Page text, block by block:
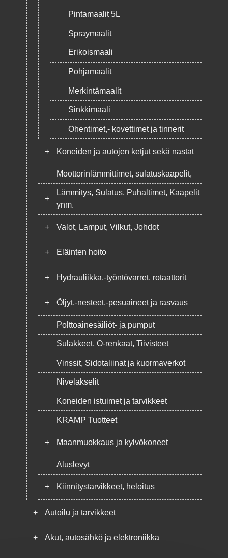
Pintamaalit 5L
Spraymaalit
Erikoismaali
Pohjamaalit
Merkintämaalit
Sinkkimaali
Ohentimet,- kovettimet ja tinnerit
+ Koneiden ja autojen ketjut sekä nastat
Moottorinlämmittimet, sulatuskaapelit,
+
Lämmitys, Sulatus, Puhaltimet, Kaapelit
ynm.
+ Valot, Lamput, Vilkut, Johdot
+ Eläinten hoito
+ Hydrauliikka,-työntövarret, rotaattorit
+ Öljyt,-nesteet,-pesuaineet ja rasvaus
Polttoainesäiliöt- ja pumput
Sulakkeet, O-renkaat, Tiivisteet
Vinssit, Sidotaliinat ja kuormaverkot
Nivelakselit
Koneiden istuimet ja tarvikkeet
KRAMP Tuotteet
+ Maanmuokkaus ja kylvökoneet
Aluslevyt
+ Kiinnitystarvikkeet, heloitus
+ Autoilu ja tarvikkeet
+ Akut, autosähkö ja elektroniikka